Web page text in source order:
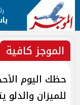
الموجز كافية
للميزان